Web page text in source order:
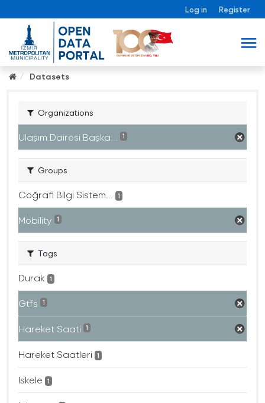
Log in Register
Datasets
Organizations
Ulaşım Dairesi Başka... 1
Groups
Coğrafi Bilgi Sistem... 1
Mobility 1
Tags
Durak 1
Gtfs 1
Hareket Saati 1
Hareket Saatleri 1
Iskele 1